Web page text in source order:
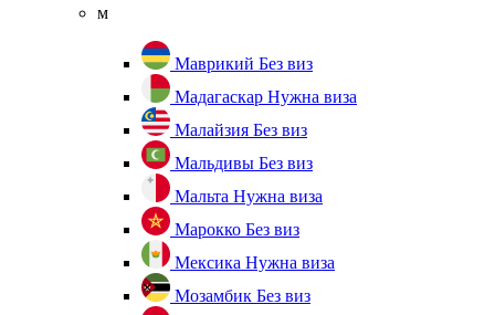
м
Маврикий Без виз
Мадагаскар Нужна виза
Малайзия Без виз
Мальдивы Без виз
Мальта Нужна виза
Марокко Без виз
Мексика Нужна виза
Мозамбик Без виз